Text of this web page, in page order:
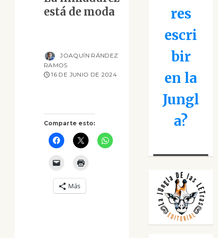
está de moda
Comparte esto:
Más
JOAQUÍN RÁNDEZ
RAMOS
16 DE JUNIO DE 2024
res
escri
bir
en la
Jungl
a?